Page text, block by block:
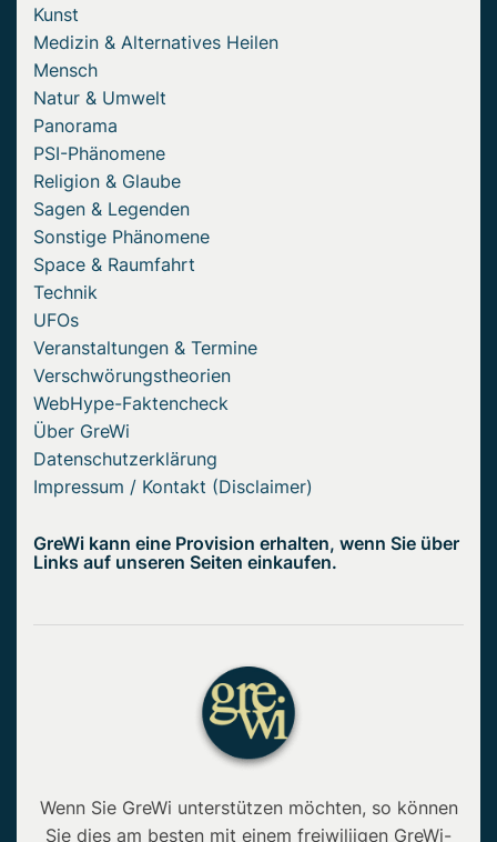
Kunst
Medizin & Alternatives Heilen
Mensch
Natur & Umwelt
Panorama
PSI-Phänomene
Religion & Glaube
Sagen & Legenden
Sonstige Phänomene
Space & Raumfahrt
Technik
UFOs
Veranstaltungen & Termine
Verschwörungstheorien
WebHype-Faktencheck
Über GreWi
Datenschutzerklärung
Impressum / Kontakt (Disclaimer)
GreWi kann eine Provision erhalten, wenn Sie über
Links auf unseren Seiten einkaufen.
Wenn Sie GreWi unterstützen möchten, so können
Sie dies am besten mit einem freiwiliigen GreWi-